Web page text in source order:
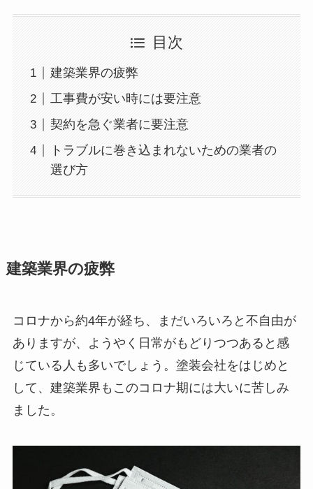
目次
建築業界の疲弊
工事費が安い時には要注意
契約を急ぐ業者に要注意
トラブルに巻き込まれないための業者の
選び方
建築業界の疲弊
コロナから約4年が経ち、まだいろいろと不自由が
ありますが、ようやく日常がもどりつつあると感
じている人も多いでしょう。塗装会社をはじめと
して、建築業界もこのコロナ期には大いに苦しみ
ました。